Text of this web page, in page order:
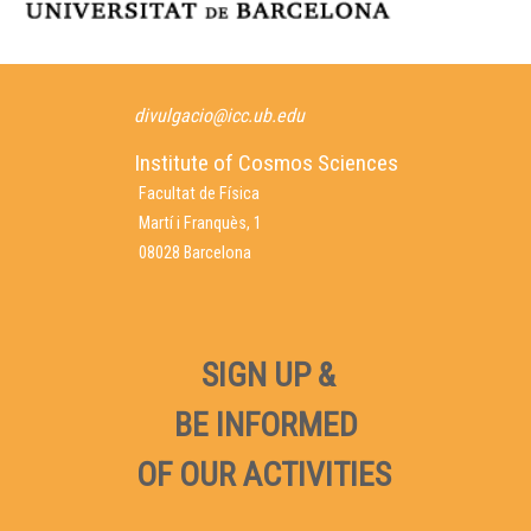
divulgacio@icc.ub.edu
Institute of Cosmos Sciences
Facultat de Física
Martí i Franquès, 1
08028 Barcelona
SIGN UP &
BE INFORMED
OF OUR ACTIVITIES